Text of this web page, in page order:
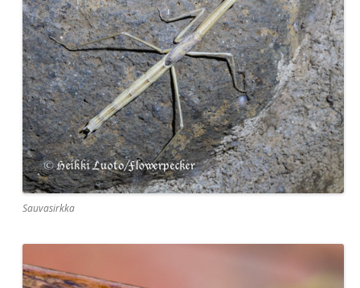
Sauvasirkka